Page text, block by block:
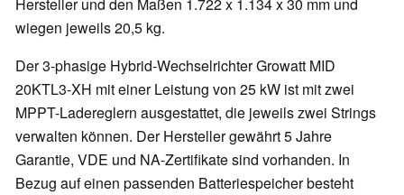
wiegen jeweils 20,5 kg.
Der 3-phasige Hybrid-Wechselrichter Growatt MID
20KTL3-XH mit einer Leistung von 25 kW ist mit zwei
MPPT-Ladereglern ausgestattet, die jeweils zwei Strings
verwalten können. Der Hersteller gewährt 5 Jahre
Garantie, VDE und NA-Zertifikate sind vorhanden. In
Bezug auf einen passenden Batteriespeicher besteht